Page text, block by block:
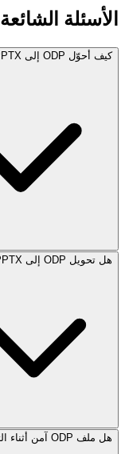
الأسئلة الشائعة
كيف أحوّل ODP إلى PPTX عبر الإنترنت؟
هل تحويل ODP إلى PPTX مجاني؟
هل ملف ODP آمن أثناء التحويل؟